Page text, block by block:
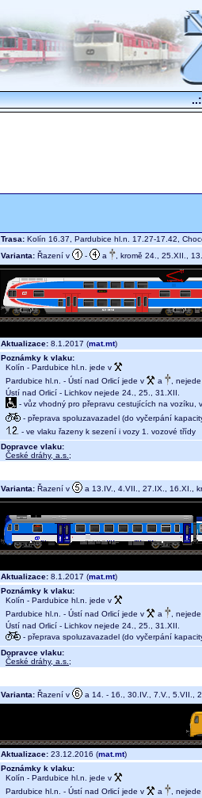
Trasa: Kolín 16.37, Pardubice hl.n. 17.27-17.42,
Varianta: Řazení v - a , kromě 24., 25.XII.,
Aktualizace: 8.1.2017 (mat.mt)
Poznámky k vlaku:
Kolín - Pardubice hl.n. jede v
Pardubice hl.n. - Ústí nad Orlicí jede v
a
,
Ústí nad Orlicí - Lichkov nejede 24., 25., 31.XII.
- vůz vhodný pro přepravu cestujících na vozíku,
- přeprava spoluzavazadel (do vyčerpání
- ve vlaku řazeny k sezení i vozy 1. vozové třídy
Dopravce vlaku:
České dráhy, a.s. ;
Varianta: Řazení v a 13.IV., 4.VII., 27.IX., 16.XI.,
Aktualizace: 8.1.2017 (mat.mt)
Poznámky k vlaku:
Kolín - Pardubice hl.n. jede v
Pardubice hl.n. - Ústí nad Orlicí jede v
a
,
Ústí nad Orlicí - Lichkov nejede 24., 25., 31.XII.
- přeprava spoluzavazadel (do vyčerpání
Dopravce vlaku:
České dráhy, a.s. ;
Varianta: Řazení v a 14. - 16., 30.IV., 7.V., 5.VII.,
Aktualizace: 23.12.2016 (mat.mt)
Poznámky k vlaku:
Kolín - Pardubice hl.n. jede v
Pardubice hl.n. - Ústí nad Orlicí jede v
a
,